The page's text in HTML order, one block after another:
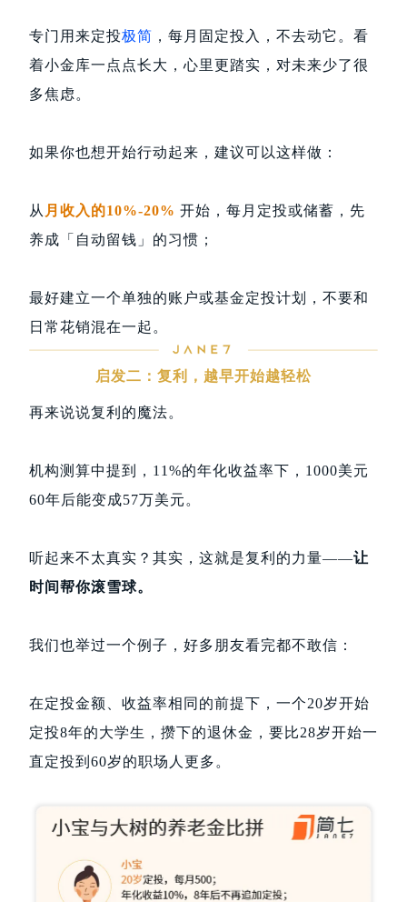
专门用来定投极简 ，每月固定投入，不去动它。看
着小金库一点点长大，心里更踏实，对未来少了很
多焦虑。
如果你也想开始行动起来，建议可以这样做：
从 月收入的10%-20% 开始，每月定投或储蓄，先
养成「自动留钱」的习惯；
最好建立一个单独的账户或基金定投计划，不要和
日常花销混在一起。
启发二：复利，越早开始越轻松
再来说说复利的魔法。
机构测算中提到，11%的年化收益率下，1000美元
60年后能变成57万美元。
听起来不太真实？其实，这就是复利的力量——让
时间帮你滚雪球。
我们也举过一个例子，好多朋友看完都不敢信：
在定投金额、收益率相同的前提下，一个20岁开始
定投8年的大学生，攒下的退休金，要比28岁开始一
直定投到60岁的职场人更多。